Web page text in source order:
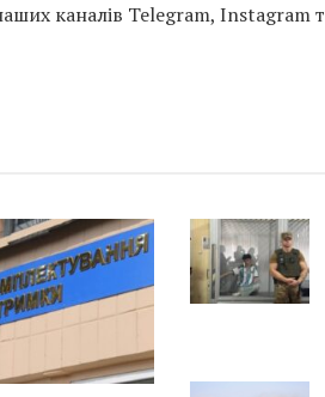
каналів Telegram, Instagram